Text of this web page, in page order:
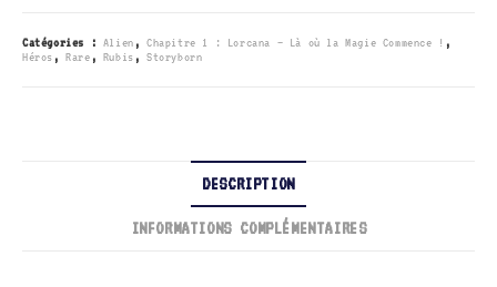
Catégories : Alien ,Chapitre 1 : Lorcana – Là où la Magie Commence ! ,
Héros ,Rare , Rubis ,Storyborn
DESCRIPTION
INFORMATIONS COMPLÉMENTAIRES